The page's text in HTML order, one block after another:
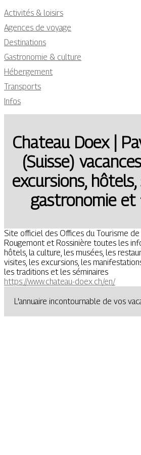
Activités & loisirs
Agences de voyage
Destinations
Gastronomie & culture
Hébergement
Transports
Infos
Chateau Doex |
(Suisse)
excursions, hôtels,
gastronomie et
Site officiel des Offices du Tourisme de
Rougemont et Rossinière toutes les
hôtels, la culture, les musées, les
visites, les excursions, les
les traditions et les séminaires
https://www.chateau-doex.ch/en/
L'annuaire incontournable de vos